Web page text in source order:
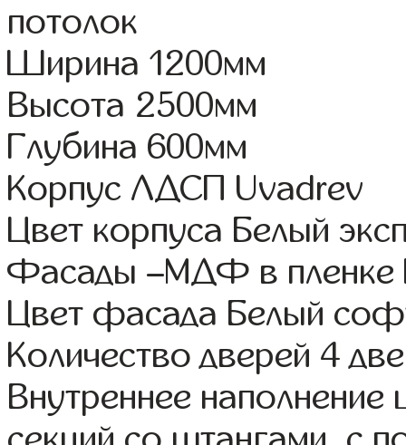
потолок
Ширина 1200мм
Высота 2500мм
Глубина 600мм
Корпус ЛДСП Uvadrev
Цвет корпуса Белый
Фасады –МДФ в пленке
Цвет фасада Белый
Количество дверей 4
Внутреннее